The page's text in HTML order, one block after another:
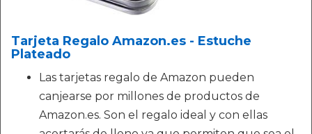
Tarjeta Regalo Amazon.es - Estuche
Plateado
Las tarjetas regalo de Amazon pueden
canjearse por millones de productos de
Amazon.es. Son el regalo ideal y con ellas